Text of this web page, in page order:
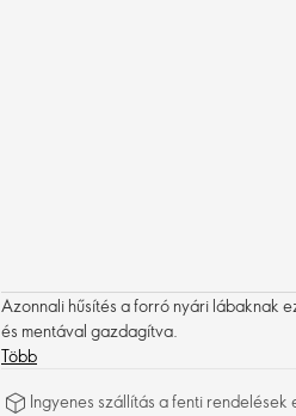
Azonnali hűsítés a forró nyári lábaknak
és mentával gazdagítva.
Több
Ingyenes szállítás a fenti